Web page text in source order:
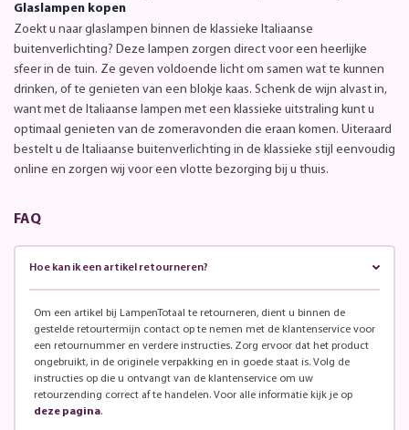
Glaslampen kopen
Zoekt u naar glaslampen binnen de klassieke Italiaanse
buitenverlichting? Deze lampen zorgen direct voor een heerlijke
sfeer in de tuin. Ze geven voldoende licht om samen wat te kunnen
drinken, of te genieten van een blokje kaas. Schenk de wijn alvast in,
want met de Italiaanse lampen met een klassieke uitstraling kunt u
optimaal genieten van de zomeravonden die eraan komen. Uiteraard
bestelt u de Italiaanse buitenverlichting in de klassieke stijl eenvoudig
online en zorgen wij voor een vlotte bezorging bij u thuis.
FAQ
Hoe kan ik een artikel retourneren?
Om een artikel bij LampenTotaal te retourneren, dient u binnen de
gestelde retourtermijn contact op te nemen met de klantenservice voor
een retournummer en verdere instructies. Zorg ervoor dat het product
ongebruikt, in de originele verpakking en in goede staat is. Volg de
instructies op die u ontvangt van de klantenservice om uw
retourzending correct af te handelen. Voor alle informatie kijk je op
deze pagina.